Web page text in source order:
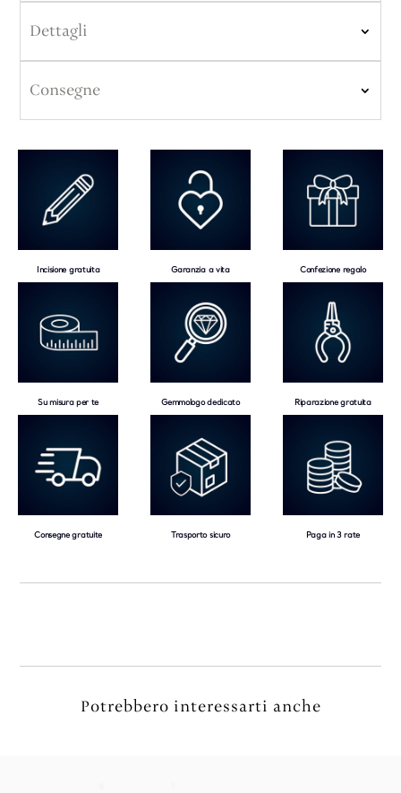
Dettagli
Consegne
Incisione gratuita Garanzia a vita Confezione regalo
Su misura per te Gemmologo dedicato Riparazione gratuita
Consegne gratuite Trasporto sicuro Paga in 3 rate
Potrebbero interessarti anche